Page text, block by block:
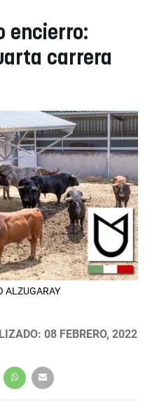
encierro:
carrera
ALZUGARAY
08 FEBRERO, 2022